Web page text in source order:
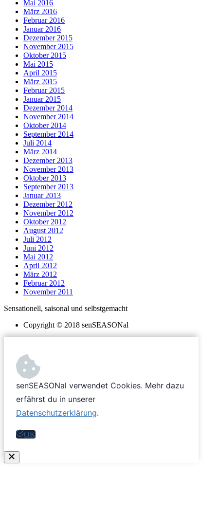
Mai 2016
März 2016
Februar 2016
Januar 2016
Dezember 2015
November 2015
Oktober 2015
Mai 2015
April 2015
März 2015
Februar 2015
Januar 2015
Dezember 2014
November 2014
Oktober 2014
September 2014
Juli 2014
März 2014
Dezember 2013
November 2013
Oktober 2013
September 2013
Januar 2013
Dezember 2012
November 2012
Oktober 2012
August 2012
Juli 2012
Juni 2012
Mai 2012
April 2012
März 2012
Februar 2012
November 2011
Sensationell, saisonal und selbstgemacht
Copyright © 2018 senSEASONal
senSEASONal verwendet Cookies. Mehr dazu
erfährst du in unserer
Datenschutzerklärung.
OK